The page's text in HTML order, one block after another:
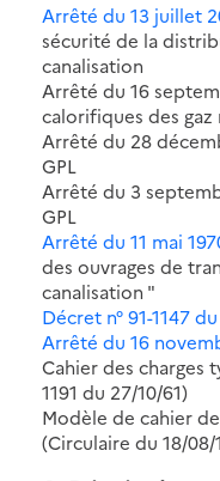
Arrêté du 13 juillet
sécurité de la
canalisation
Arrêté du 16
calorifiques des gaz
Arrêté du 28
GPL
Arrêté du 3
GPL
Arrêté du 11 mai
des ouvrages de
canalisation "
Décret n° 91-1147
Arrêté du 16
Cahier des charges
1191 du 27/10/61)
Modèle de cahier
(Circulaire du 18/08/